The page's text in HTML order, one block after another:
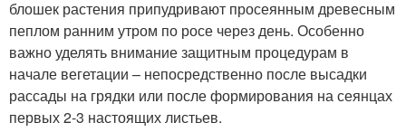
блошек растения припудривают просеянным древесным
пеплом ранним утром по росе через день. Особенно
важно уделять внимание защитным процедурам в
начале вегетации – непосредственно после высадки
рассады на грядки или после формирования на сеянцах
первых 2-3 настоящих листьев.